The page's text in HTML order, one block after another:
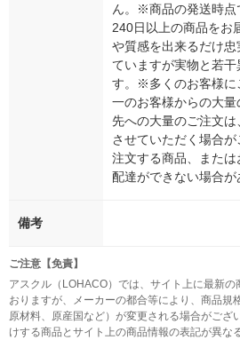
ん。※商品の発送時点
240日以上の商品を
や質感を出来るだけ
ていますが実物と若
す。※多くのお客様に
一のお客様からの大
先への大量のご注文
させていただく場合
注文する商品、また
配達ができない場合が
備考
ご注意【免責】
アスクル（LOHACO）では、サイト上に最新
おりますが、メーカーの都合等により、商品規
原材料、原産国など）が変更される場合がござ
けする商品とサイト上の商品情報の表記が異な